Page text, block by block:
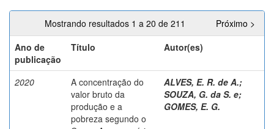
Mostrando resultados 1 a 20 de 211
Próximo >
Ano de
publicação
Título Autor(es)
2020
A concentração do
valor bruto da
produção e a
pobreza segundo o
ALVES, E. R. de A.;
SOUZA, G. da S. e;
GOMES, E. G.